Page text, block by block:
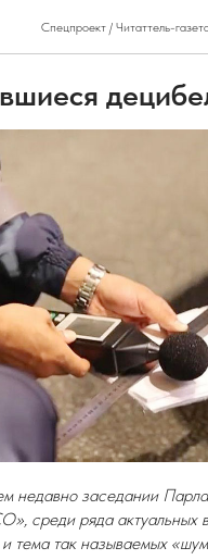
Спецпроект / Читаттель-
недавно заседании
среди ряда актуальных
тема так называемых